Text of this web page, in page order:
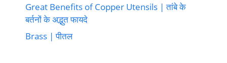
Great Benefits of Copper Utensils | तांबे के
बर्तनों के अद्भुत फायदे
Brass | पीतल